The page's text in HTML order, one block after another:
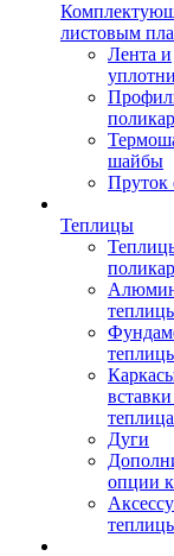
листовым
Лента и
шайбы
Пруток
Теплицы
Дуги
опции